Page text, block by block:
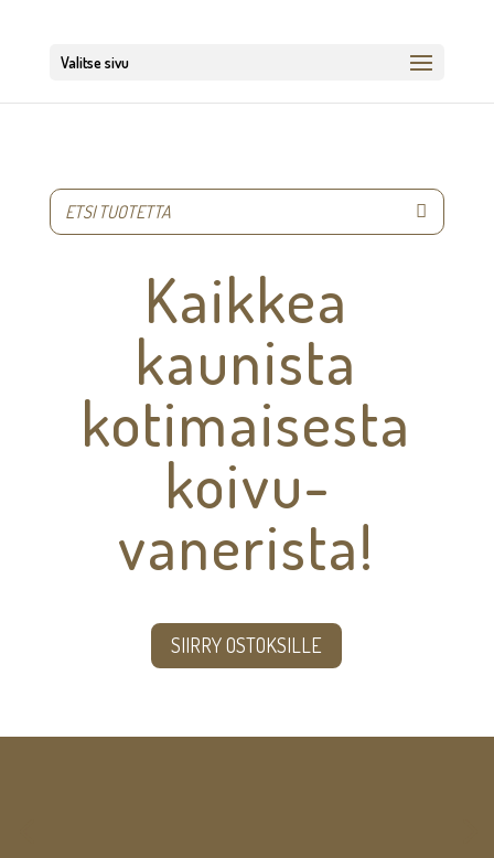
Valitse sivu
Kaikkea
kaunista
kotimaisesta
koivu­
vanerista!
SIIRRY OSTOKSILLE